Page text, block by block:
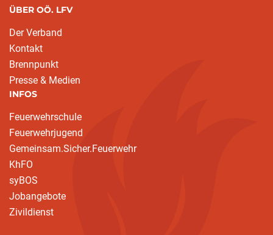
ÜBER OÖ. LFV
Der Verband
Kontakt
Brennpunkt
Presse & Medien
INFOS
Feuerwehrschule
Feuerwehrjugend
Gemeinsam.Sicher.Feuerwehr
KhFO
syBOS
Jobangebote
Zivildienst